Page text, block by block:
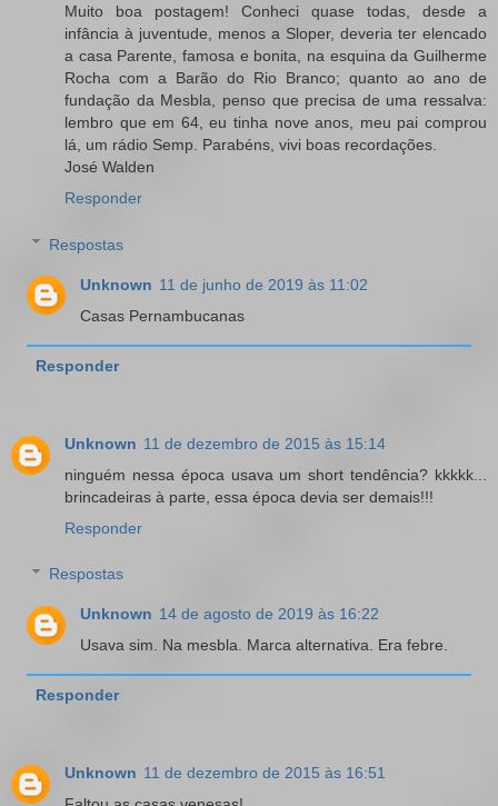
Muito boa postagem! Conheci quase todas, desde a
infância à juventude, menos a Sloper, deveria ter elencado
a casa Parente, famosa e bonita, na esquina da Guilherme
Rocha com a Barão do Rio Branco; quanto ao ano de
fundação da Mesbla, penso que precisa de uma ressalva:
lembro que em 64, eu tinha nove anos, meu pai comprou
lá, um rádio Semp. Parabéns, vivi boas recordações.
José Walden
Responder
Respostas
Unknown 11 de junho de 2019 às 11:02
Casas Pernambucanas
Responder
Unknown 11 de dezembro de 2015 às 15:14
ninguém nessa época usava um short tendência? kkkkk...
brincadeiras à parte, essa época devia ser demais!!!
Responder
Respostas
Unknown 14 de agosto de 2019 às 16:22
Usava sim. Na mesbla. Marca alternativa. Era febre.
Responder
Unknown 11 de dezembro de 2015 às 16:51